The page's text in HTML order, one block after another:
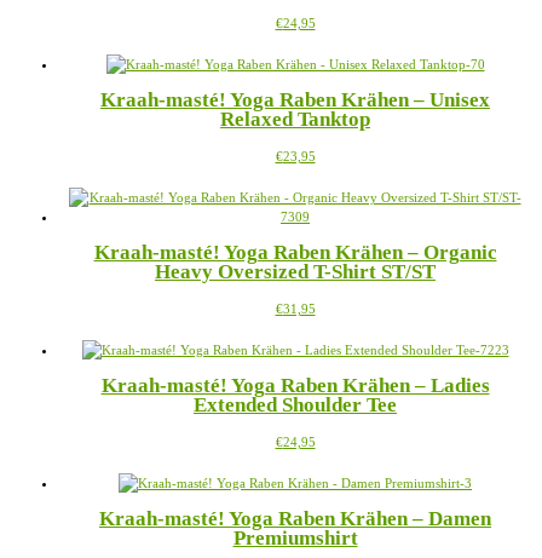
können
der
gewählt
werden
€24,95Dieses
weist
Varianten
auf.
Optionen
auf
gewählt
werden
Kraah-masté! Yoga Raben Krähen – Unisex
Relaxed Tanktop
€23,95Dieses
weist
auf.
Die
können
der
gewählt
werden
Kraah-masté! Yoga Raben Krähen – Organic
Heavy Oversized T-Shirt ST/ST
€31,95Dieses
weist
Varianten
auf.
Optionen
auf
Produktseite
gewählt
Kraah-masté! Yoga Raben Krähen – Ladies
Extended Shoulder Tee
€24,95Dieses
weist
Varianten
auf.
Kraah-masté! Yoga Raben Krähen – Damen
Premiumshirt